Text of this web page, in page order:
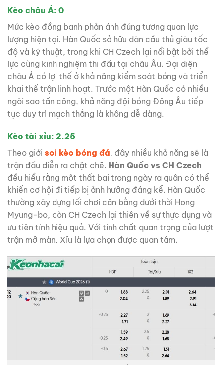
Kèo châu Á: 0
Mức kèo đồng banh phản ánh đúng tương quan lực
lượng hiện tại. Hàn Quốc sở hữu dàn cầu thủ giàu tốc
độ và kỹ thuật, trong khi CH Czech lại nổi bật bởi thể
lực cùng kinh nghiệm thi đấu tại châu Âu. Đại diện
châu Á có lợi thế ở khả năng kiểm soát bóng và triển
khai thế trận linh hoạt. Trước một Hàn Quốc có nhiều
ngôi sao tấn công, khả năng đội bóng Đông Âu tiếp
tục duy trì mạch thắng là không dễ dàng.
Kèo tài xỉu: 2.25
Theo giới soi kèo bóng đá, đây nhiều khả năng sẽ là
trận đấu diễn ra chặt chẽ. Hàn Quốc vs CH Czech
đều hiểu rằng một thất bại trong ngày ra quân có thể
khiến cơ hội đi tiếp bị ảnh hưởng đáng kể. Hàn Quốc
thường xây dựng lối chơi cân bằng dưới thời Hong
Myung-bo, còn CH Czech lại thiên về sự thực dụng và
ưu tiên tính hiệu quả. Với tính chất quan trọng của lượt
trận mở màn, Xỉu là lựa chọn được quan tâm.